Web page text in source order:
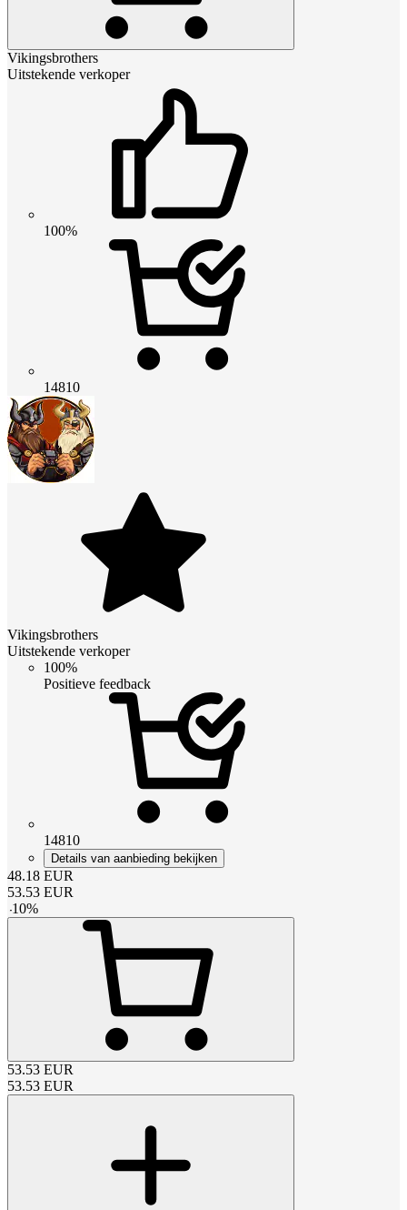
Vikingsbrothers
Uitstekende verkoper
100%
14810
Vikingsbrothers
Uitstekende verkoper
100%
Positieve feedback
14810
Details van aanbieding bekijken
48.18 EUR
53.53 EUR
-10%
53.53 EUR
53.53 EUR